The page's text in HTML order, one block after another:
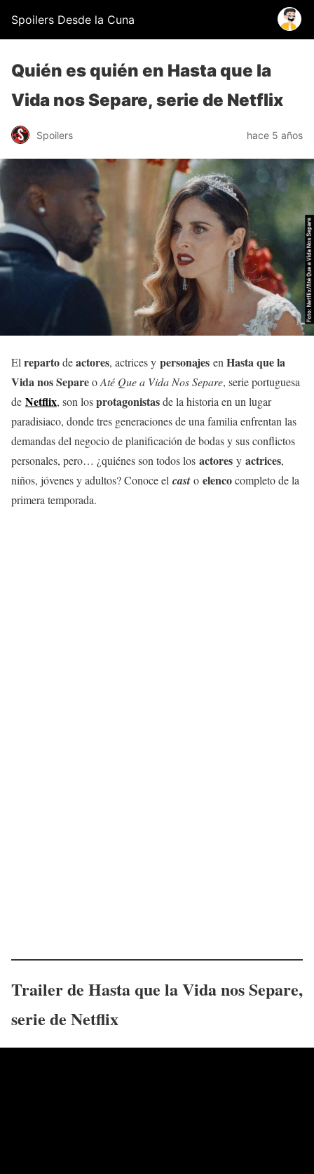
Spoilers Desde la Cuna
Quién es quién en Hasta que la
Vida nos Separe, serie de Netflix
Spoilers hace 5 años
El repartodeactores, actrices y personajes en Hasta que la
Vida nos SepareoAté Que a Vida Nos Separe, serie portuguesa
de Netflix, son losprotagonistasde la historia en un lugar
paradisiaco, donde tres generaciones de una familia enfrentan las
demandas del negocio de planificación de bodas y sus conflictos
personales, pero… ¿quiénes son todos los actores y actrices,
niños, jóvenes y adultos? Conoce el casto elencocompleto de la
primera temporada.
Trailer de Hasta que la Vida nos Separe,
serie de Netflix